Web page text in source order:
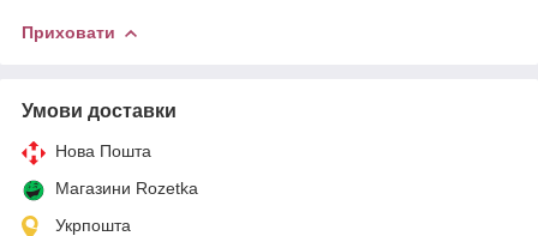
Приховати
Умови доставки
Нова Пошта
Магазини Rozetka
Укрпошта